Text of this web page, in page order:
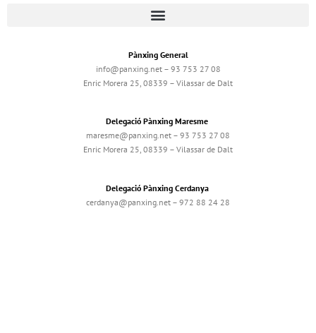
Pànxing General
info@panxing.net – 93 753 27 08
Enric Morera 25, 08339 – Vilassar de Dalt
Delegació Pànxing Maresme
maresme@panxing.net – 93 753 27 08
Enric Morera 25, 08339 – Vilassar de Dalt
Delegació Pànxing Cerdanya
cerdanya@panxing.net – 972 88 24 28